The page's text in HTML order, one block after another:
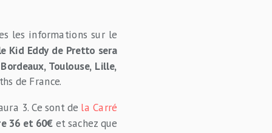
les informations sur le
Kid Eddy de Pretto sera
Bordeaux, Toulouse, Lille,
de France.
3. Ce sont de la Carré
36 et 60€ et sachez que